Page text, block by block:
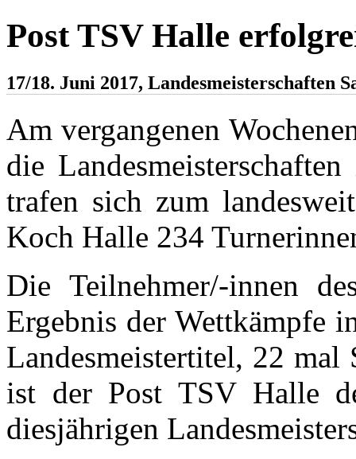
Post TSV Halle
17/18. Juni 2017, Landesmeisterschaften
Am vergangenen
die
trafen sich zum
Koch Halle 234
Die Teilnehmer/-innen
Ergebnis der Wettkämpfe
Landesmeistertitel, 22
ist der Post TSV Halle
diesjährigen